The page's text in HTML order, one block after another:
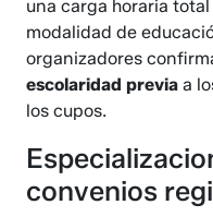
una carga horaria
modalidad de
organizadores
escolaridad previa a
los cupos.
convenios